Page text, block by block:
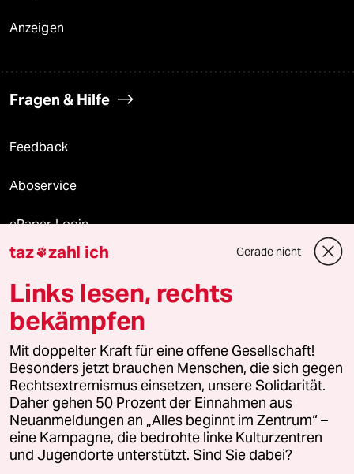
Anzeigen
Fragen & Hilfe
Feedback
Aboservice
ePaper Login
Downloads für Abonnierende
© 2026 taz Verlags und Vertriebs GmbH
Alle Rechte vorbehalten. Bei rechtlichen Fragen oder für Genehmigungen
wenden Sie sich bitte an
lizenzen@taz.de
Feedback Redaktionsstatut Kommune-Richtlinien
Leitlinie Informant Datenschutz Impressum AGB
taz zahl ich Gerade nicht
Links lesen, rechts
bekämpfen
Mit doppelter Kraft für eine offene Gesellschaft!
Besonders jetzt brauchen Menschen, die sich gegen
Rechtsextremismus einsetzen, unsere Solidarität.
Daher gehen 50 Prozent der Einnahmen aus
Neuanmeldungen an „Alles beginnt im Zentrum“ –
eine Kampagne, die bedrohte linke Kulturzentren
und Jugendorte unterstützt. Sind Sie dabei?